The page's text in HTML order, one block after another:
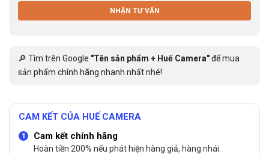
NHẬN TƯ VẤN
🔎 Tìm trên Google "Tên sản phẩm + Huế Camera"để mua
sản phẩm chính hãng nhanh nhất nhé!
CAM KẾT CỦA HUẾ CAMERA
Cam kết chính hãng
Hoàn tiền 200% nếu phát hiện hàng giả, hàng nhái.